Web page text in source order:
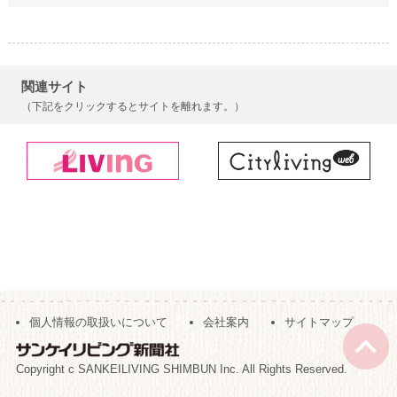
関連サイト
（下記をクリックするとサイトを離れます。）
個人情報の取扱いについて 会社案内 サイトマップ
Copyright c SANKEILIVING SHIMBUN Inc. All Rights Reserved.